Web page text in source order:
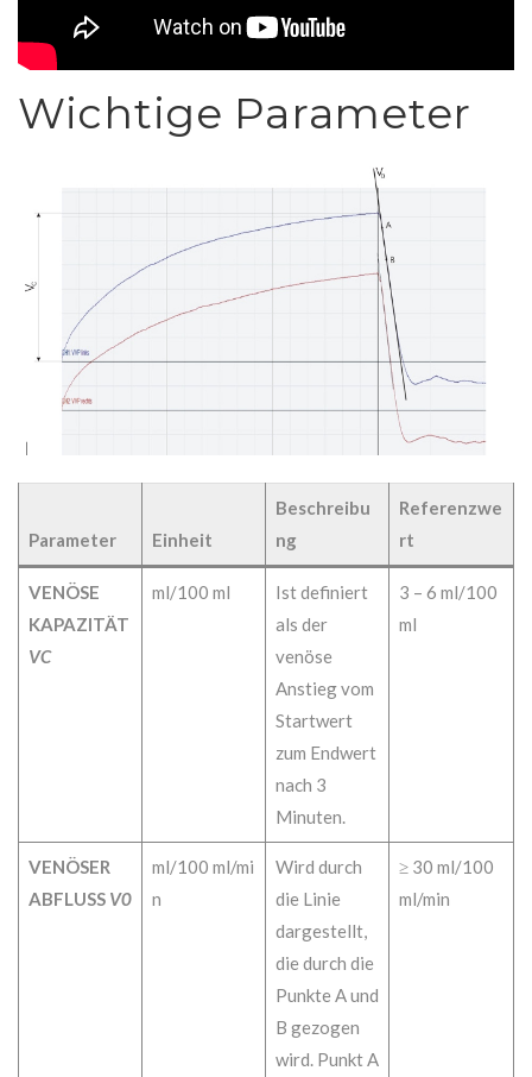
Wichtige Parameter
Parameter Einheit
Beschreibu
ng
Referenzwe
rt
VENÖSE
KAPAZITÄT
VC
ml/100 ml
Ist definiert
als der
venöse
Anstieg vom
Startwert
zum Endwert
nach 3
Minuten.
3 – 6 ml/100
ml
VENÖSER
ABFLUSS V0
ml/100 ml/mi
n
Wird durch
die Linie
dargestellt,
die durch die
Punkte A und
B gezogen
wird. Punkt A
≥ 30 ml/100
ml/min